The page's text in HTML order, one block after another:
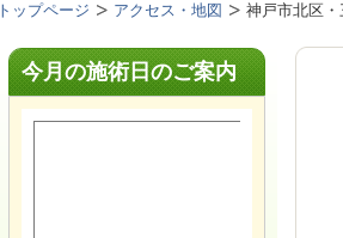
トップページ アクセス・地図 神戸市北区
今月の施術日のご案内